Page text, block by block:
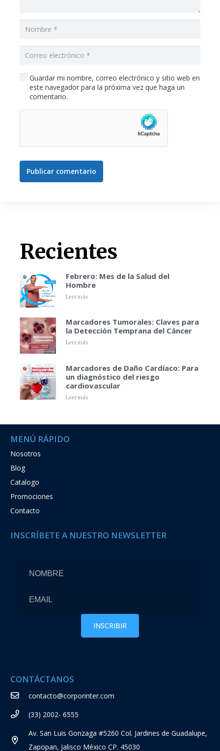
Guardar mi nombre, correo electrónico y sitio web en
este navegador para la próxima vez que haga un
comentario.
Publicar comentario
Recientes
Febrero: Mes de la Salud del
Hombre
Leer más
Marcadores Tumorales: Claves para
la Detección Temprana del Cáncer
Leer más
Marcadores de Daño Cardíaco: Para
un diagnóstico del riesgo
cardiovascular
Leer más
MENÚ RÁPIDO
Nosotros
Blog
Catalogo
Promociones
Contacto
INSCRÍBETE A NUESTRO NEWSLETTER
CONTÁCTANOS
contacto@corporinter.com
(33) 2002- 6555
Av. San Luis Gonzaga #5260 Col. Jardines de Guadalupe,
Zapopan, Jalisco México CP. 45030